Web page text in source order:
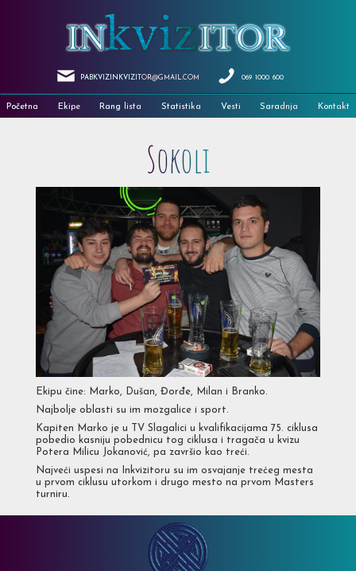
PABKVIZINKVIZITOR@GMAIL.COM 069 1000 600
Početna Ekipe Rang lista Statistika Vesti Saradnja Kontakt
Sokoli
Ekipu čine: Marko, Dušan, Đorđe, Milan i Branko.
Najbolje oblasti su im mozgalice i sport.
Kapiten Marko je u TV Slagalici u kvalifikacijama 75. ciklusa
pobedio kasniju pobednicu tog ciklusa i tragača u kvizu
Potera Milicu Jokanović, pa završio kao treći.
Najveći uspesi na Inkvizitoru su im osvajanje trećeg mesta
u prvom ciklusu utorkom i drugo mesto na prvom Masters
turniru.